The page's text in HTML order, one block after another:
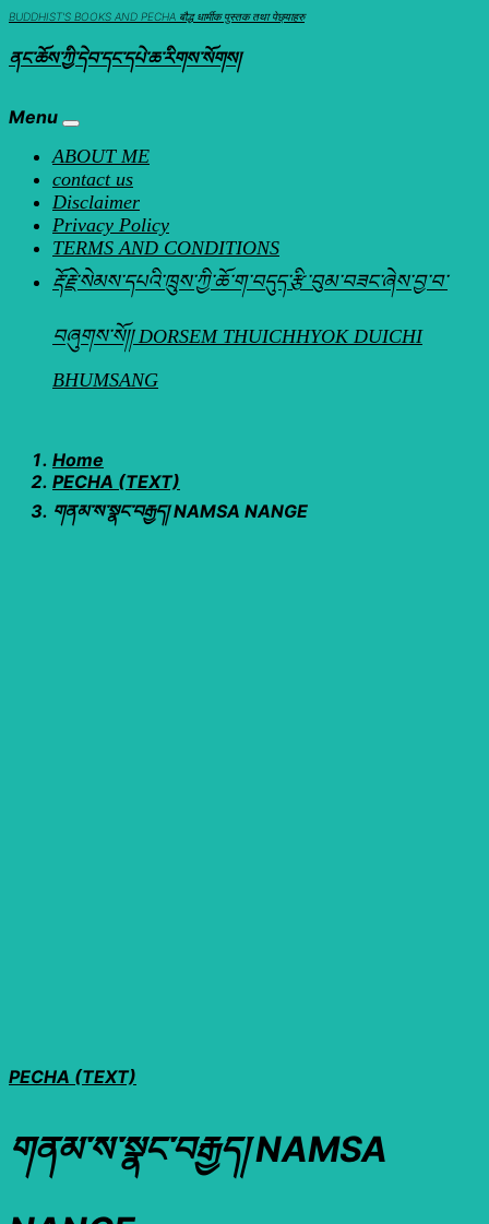
Skip
content
BUDDHIST'S BOOKS AND PECHA बौद्ध धार्मीक पुस्तक तथा पेछ्याहरु
ནང་ཆོས་ཀྱི་དེབ་དང་དཔེ་ཆ་རིགས་སོགས།
Menu
ABOUT ME
contact us
Disclaimer
Privacy Policy
TERMS AND CONDITIONS
རྡོ་རྗེ་སེམས་དཔའི་ཁྲུས་ཀྱི་ཆོ་ག་བདུད་རྩི་བུམ་བཟང་ཞེས་བྱ་བ་
བཞུགས་སོ།། DORSEM THUICHHYOK DUICHI
BHUMSANG
Home
PECHA (TEXT)
གནམ་ས་སྣང་བརྒྱད། NAMSA NANGE
PECHA (TEXT)
གནམ་ས་སྣང་བརྒྱད། NAMSA